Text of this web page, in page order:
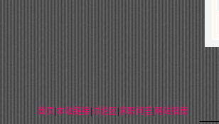
首页 本站链接讨论区 求职问答 网站指南